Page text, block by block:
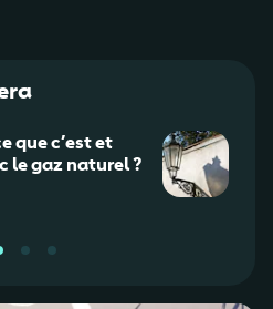
que c’est et
le gaz naturel ?